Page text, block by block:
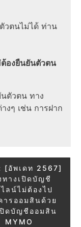
วตนไม่ได้ ท่าน
องยืนยันตัวตน
ตัวตน ทาง
งๆ เช่น การฝาก
[อัพเดท 2567]
ทางเปิดบัญชี
ลน์ไม่ต้องไป
ารออมสินด้วย
ปิดบัญชีออมสิน
MYMO